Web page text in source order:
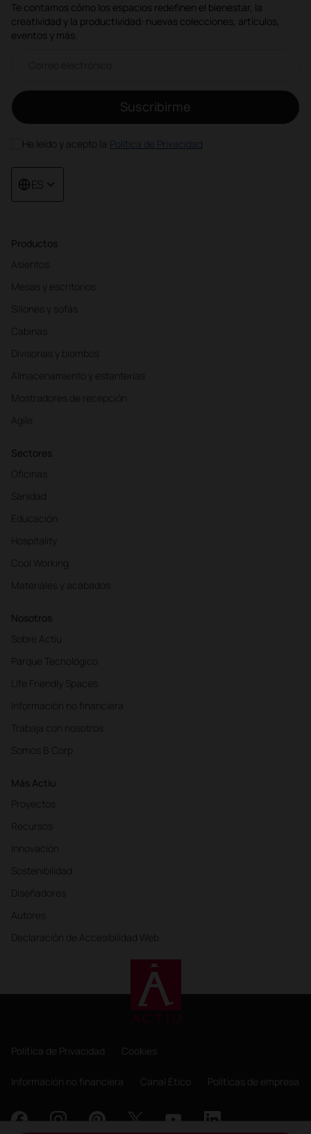
Productos
Asientos
Mesas y escritorios
Sillones y sofás
Cabinas
Divisorias y biombos
Almacenamiento y estanterías
Mostradores de recepción
Agile
Sectores
Oficinas
Sanidad
Educación
Hospitality
Cool Working
Materiales y acabados
Nosotros
Sobre Actiu
Parque Tecnológico
Life Friendly Spaces
Información no financiera
Trabaja con nosotros
Somos B Corp
Más Actiu
Proyectos
Recursos
Innovación
Sostenibilidad
Diseñadores
Autores
Declaración de Accesibilidad Web
Te contamos cómo los espacios redefinen el bienestar, la
creatividad y la productividad: nuevas colecciones, artículos,
eventos y más.
Suscribirme
He leído y acepto la Política de Privacidad
ES
Política de Privacidad Cookies
Información no financiera Canal Ético Políticas de empresa